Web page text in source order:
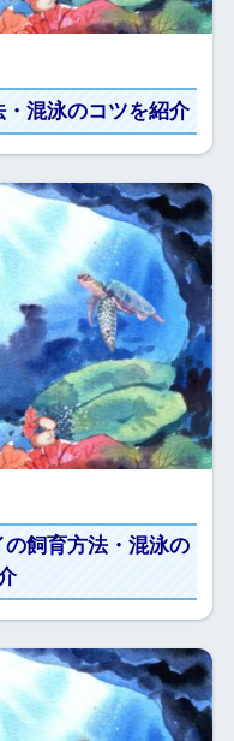
混泳のコツを紹介
飼育方法・混泳の